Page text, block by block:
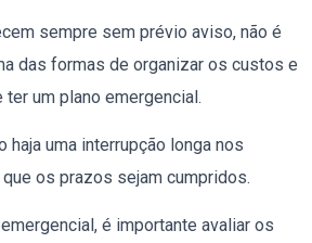
sempre sem prévio aviso, não é
das formas de organizar os custos e
um plano emergencial.
haja uma interrupção longa nos
os prazos sejam cumpridos.
é importante avaliar os